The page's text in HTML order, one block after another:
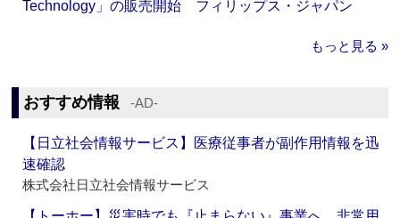
Technology」の販売開始 フィリップス・ジャパン
もっと見る »
おすすめ情報 ‐AD‐
【日立社会情報サービス】医療従事者が副作用情報を迅
速確認
株式会社日立社会情報サービス